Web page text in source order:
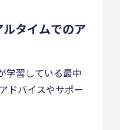
タイムでのア
学習している最中
ドバイスやサポー